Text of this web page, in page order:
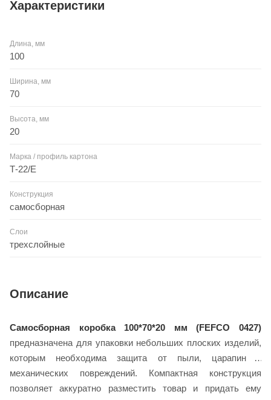
Характеристики
Длина, мм
100
Ширина, мм
70
Высота, мм
20
Марка / профиль картона
Т-22/Е
Конструкция
самосборная
Слои
трехслойные
Описание
Самосборная коробка 100*70*20 мм (FEFCO 0427)
предназначена для упаковки небольших плоских изделий,
которым необходима защита от пыли, царапин и
механических повреждений. Компактная конструкция
позволяет аккуратно разместить товар и придать ему